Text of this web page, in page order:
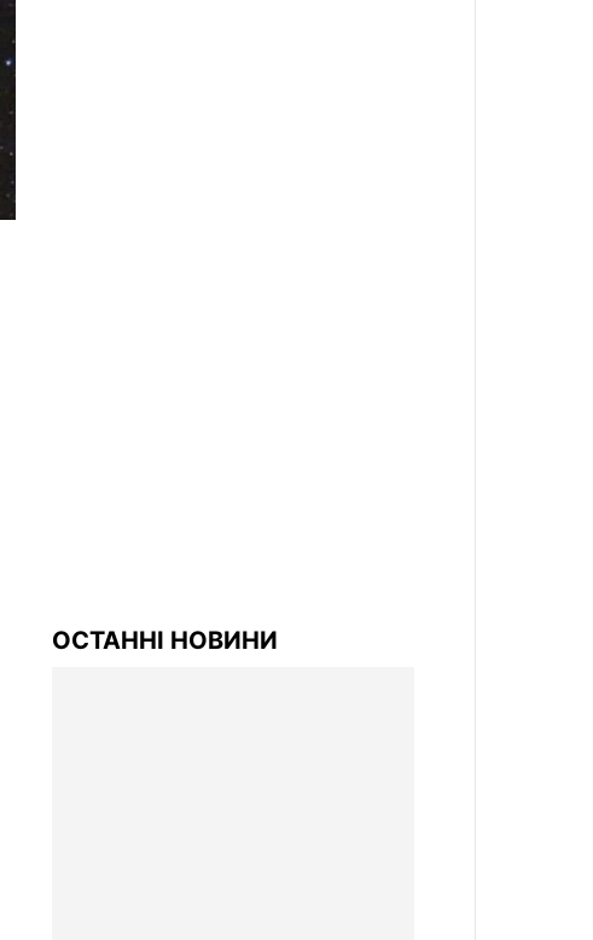
ОСТАННІ НОВИНИ